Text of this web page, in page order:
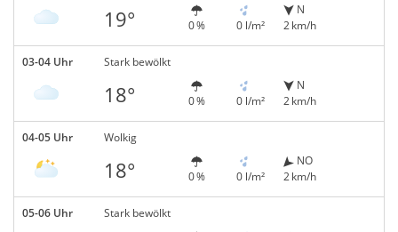
19° 0 % 0 l/m²
N
2 km/h
03-04 Uhr Stark bewölkt
18° 0 % 0 l/m²
N
2 km/h
04-05 Uhr Wolkig
18° 0 % 0 l/m²
NO
2 km/h
05-06 Uhr
Stark bewölkt